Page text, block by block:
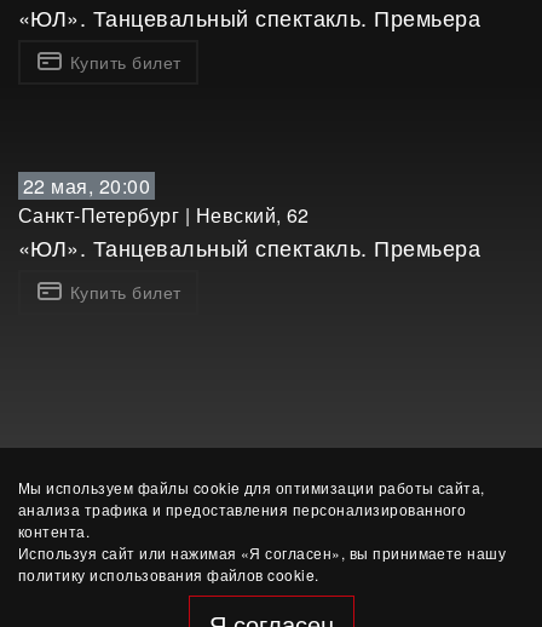
Мы используем файлы cookie для оптимизации работы сайта,
анализа трафика и предоставления персонализированного
контента.
Используя сайт или нажимая «Я согласен», вы принимаете нашу
политику использования файлов cookie.
«ЮЛ». Танцевальный спектакль. Премьера
Купить билет
22 мая, 20:00
Санкт-Петербург | Невский, 62
«ЮЛ». Танцевальный спектакль. Премьера
Купить билет